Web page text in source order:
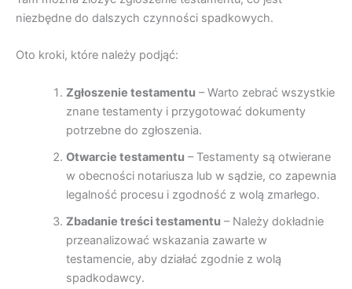
niezbędne do dalszych czynności spadkowych.
Oto kroki, które należy podjąć:
Zgłoszenie testamentu – Warto zebrać wszystkie
znane testamenty i przygotować dokumenty
potrzebne do zgłoszenia.
Otwarcie testamentu – Testamenty są otwierane
w obecności notariusza lub w sądzie, co zapewnia
legalność procesu i zgodność z wolą zmarłego.
Zbadanie treści testamentu – Należy dokładnie
przeanalizować wskazania zawarte w
testamencie, aby działać zgodnie z wolą
spadkodawcy.